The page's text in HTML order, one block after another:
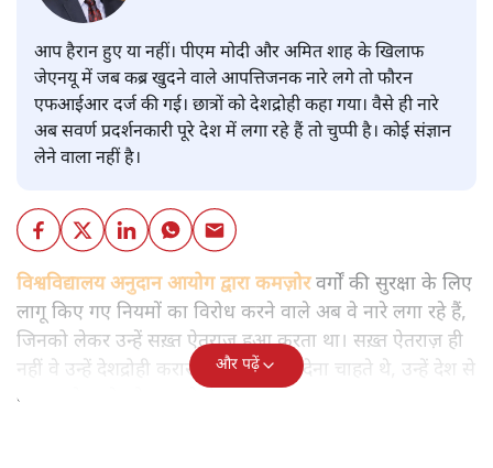
आप हैरान हुए या नहीं। पीएम मोदी और अमित शाह के खिलाफ
जेएनयू में जब कब्र खुदने वाले आपत्तिजनक नारे लगे तो फौरन
एफआईआर दर्ज की गई। छात्रों को देशद्रोही कहा गया। वैसे ही नारे
अब सवर्ण प्रदर्शनकारी पूरे देश में लगा रहे हैं तो चुप्पी है। कोई संज्ञान
लेने वाला नहीं है।
विश्वविद्यालय अनुदान आयोग द्वारा कमज़ोरवर्गों की सुरक्षा के लिए
लागू किए गए नियमों का विरोध करने वाले अब वे नारे लगा रहे हैं,
जिनको लेकर उन्हें सख़्त ऐतराज़ हुआ करता था। सख़्त ऐतराज़ ही
नहीं वे उन्हें देशद्रोही करार देकर जेल भेज देना चाहते थे, उन्हें देश से
बाहर चले जाने को कह रहे थे।
और पढ़ें